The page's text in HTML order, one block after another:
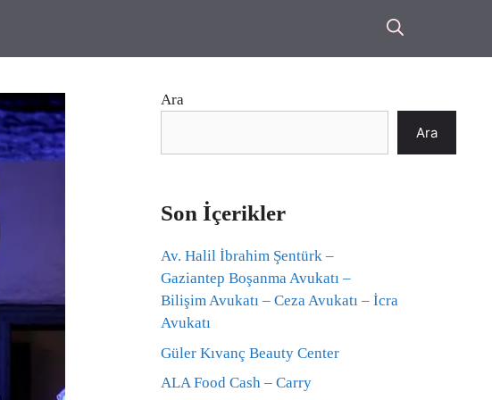
Ara
Ara
Son İçerikler
Av. Halil İbrahim Şentürk –
Gaziantep Boşanma Avukatı –
Bilişim Avukatı – Ceza Avukatı – İcra
Avukatı
Güler Kıvanç Beauty Center
ALA Food Cash – Carry